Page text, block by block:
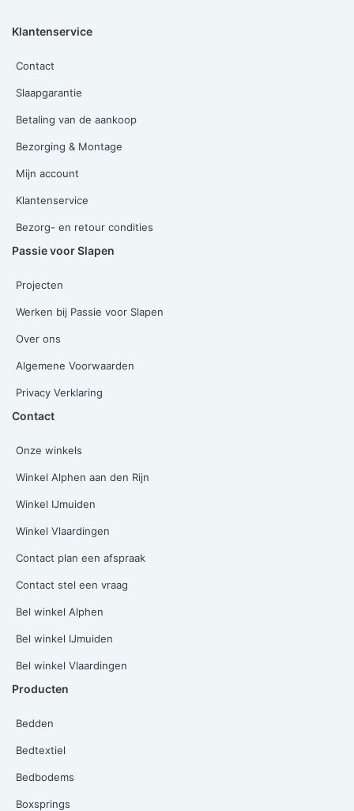
Klantenservice
Contact
Slaapgarantie
Betaling van de aankoop
Bezorging & Montage
Mijn account
Klantenservice
Bezorg- en retour condities
Passie voor Slapen
Projecten
Werken bij Passie voor Slapen
Over ons
Algemene Voorwaarden
Privacy Verklaring
Contact
Onze winkels
Winkel Alphen aan den Rijn
Winkel IJmuiden
Winkel Vlaardingen
Contact plan een afspraak
Contact stel een vraag
Bel winkel Alphen
Bel winkel IJmuiden
Bel winkel Vlaardingen
Producten
Bedden
Bedtextiel
Bedbodems
Boxsprings